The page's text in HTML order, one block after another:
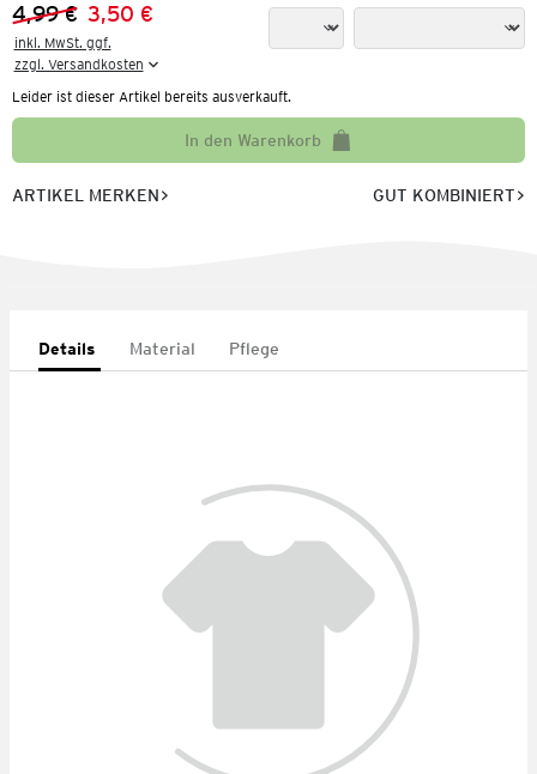
Vorheriger Preis:
4,99 €
Neuer Preis:
3,50 €
inkl. MwSt. ggf.
zzgl. Versandkosten
Leider ist dieser Artikel bereits ausverkauft.
In den Warenkorb
ARTIKEL MERKEN GUT KOMBINIERT
Details Material Pflege